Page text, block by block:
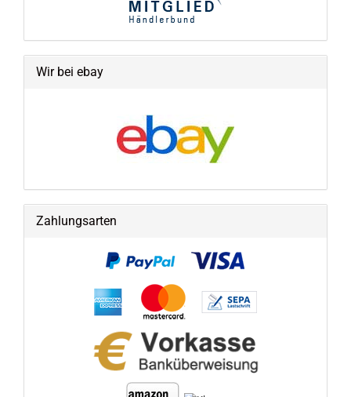
Wir bei ebay
Zahlungsarten